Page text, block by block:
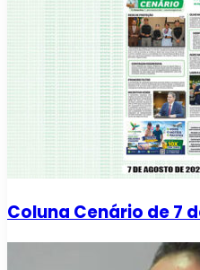
Coluna Cenário de 7